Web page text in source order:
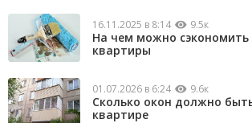
16.11.2025 в 8:14 9.5к
На чем можно сэкономить
квартиры
01.07.2026 в 6:24 9.6к
Сколько окон должно
квартире